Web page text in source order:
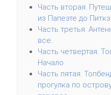
Часть вторая.
из Папеэте до
Часть третья.
все.
Часть четвертая.
Начало
Часть пятая.
прогулка по